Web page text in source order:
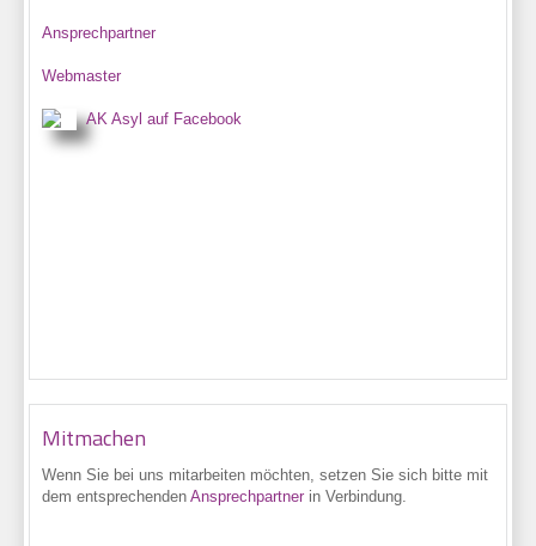
Ansprechpartner
Webmaster
AK Asyl auf Facebook
Mitmachen
Wenn Sie bei uns mitarbeiten möchten, setzen Sie sich bitte mit
dem entsprechendenAnsprechpartner in Verbindung.